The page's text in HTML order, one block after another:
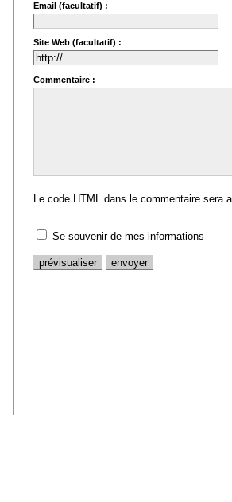
Email (facultatif) :
Site Web (facultatif) :
Commentaire :
Le code HTML dans le commentaire sera
Se souvenir de mes informations